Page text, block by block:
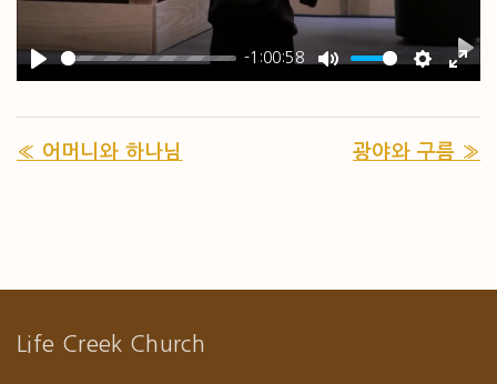
PLAY
-1:00:58
MUTE
« 어머니와 하나님 광야와 구름 »
Life Creek Church